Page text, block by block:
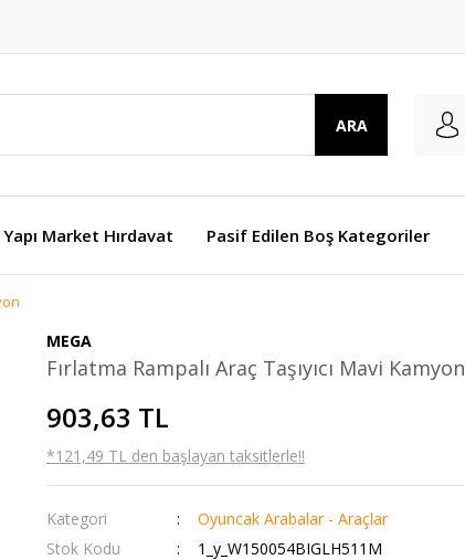
ARA
Yapı Market Hırdavat Pasif Edilen Boş Kategoriler
MEGA
Fırlatma Rampalı Araç Taşıyıcı Mavi Kamyon
903,63 TL
*121,49 TL den başlayan taksitlerle!!
Kategori
Oyuncak Arabalar - Araçlar
Stok Kodu
1_y_W150054BIGLH511M